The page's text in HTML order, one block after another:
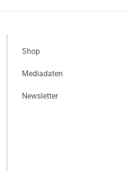
Shop
Mediadaten
Newsletter